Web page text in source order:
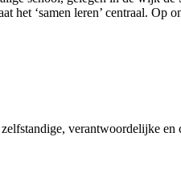
het ‘samen leren’ centraal. Op
verantwoordelijke